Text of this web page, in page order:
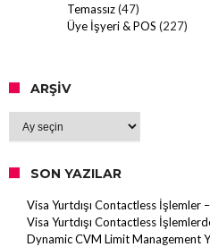
Temassız(47)
Üye İşyeri & POS (227)
ARŞIV
SON YAZILAR
Visa Yurtdışı Contactless İşlemler
Visa Yurtdışı Contactless
Dynamic CVM Limit Management